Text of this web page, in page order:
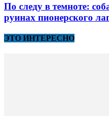
По следу в темноте:
руинах пионерского
ЭТО ИНТЕРЕСНО